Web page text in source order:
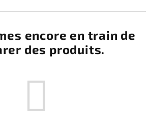
encore en train de
des produits.